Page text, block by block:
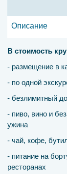
Описание
В стоимость
- размещение в
- по одной
- безлимитный
- пиво, вино и
ужина
- чай, кофе,
- питание на
ресторанах